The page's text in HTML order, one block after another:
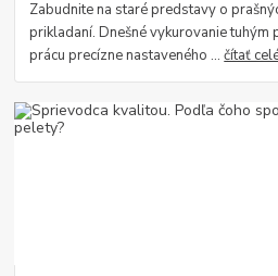
Zabudnite na staré predstavy o
prikladaní. Dnešné vykurovanie
prácu precízne nastaveného ...čítať